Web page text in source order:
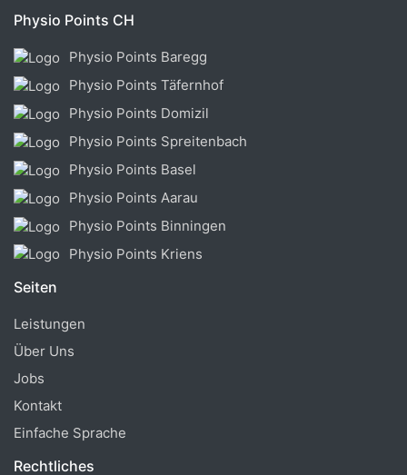
Physio Points CH
Physio Points Baregg
Physio Points Täfernhof
Physio Points Domizil
Physio Points Spreitenbach
Physio Points Basel
Physio Points Aarau
Physio Points Binningen
Physio Points Kriens
Seiten
Leistungen
Über Uns
Jobs
Kontakt
Einfache Sprache
Rechtliches